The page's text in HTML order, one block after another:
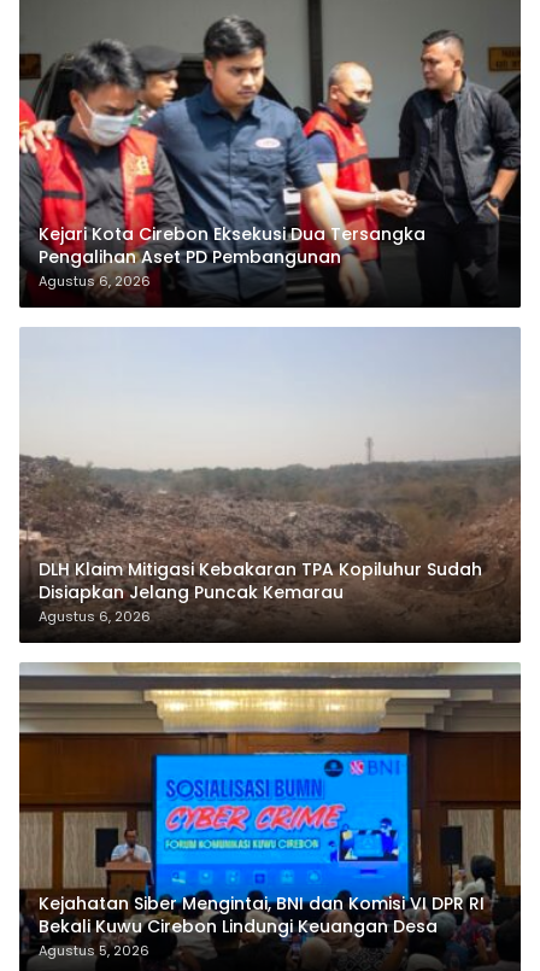
Kejari Kota Cirebon Eksekusi Dua Tersangka
Pengalihan Aset PD Pembangunan
Agustus 6, 2026
DLH Klaim Mitigasi Kebakaran TPA Kopiluhur Sudah
Disiapkan Jelang Puncak Kemarau
Agustus 6, 2026
Kejahatan Siber Mengintai, BNI dan Komisi VI DPR RI
Bekali Kuwu Cirebon Lindungi Keuangan Desa
Agustus 5, 2026